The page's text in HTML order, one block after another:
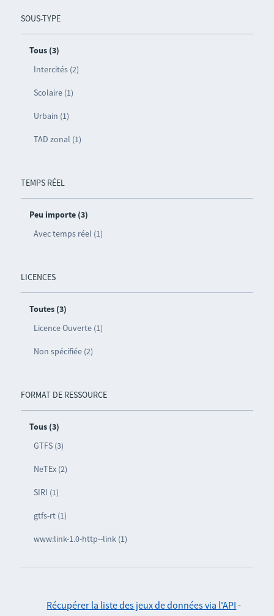
SOUS-TYPE
Tous (3)
Intercités (2)
Scolaire (1)
Urbain (1)
TAD zonal (1)
TEMPS RÉEL
Peu importe (3)
Avec temps réel (1)
LICENCES
Toutes (3)
Licence Ouverte (1)
Non spécifiée (2)
FORMAT DE RESSOURCE
Tous (3)
GTFS (3)
NeTEx (2)
SIRI (1)
gtfs-rt (1)
www:link-1.0-http--link (1)
Récupérer la liste des jeux de données via l'API -